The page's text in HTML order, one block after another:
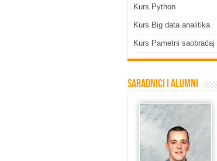
Kurs Python
Kurs Big data analitika
Kurs Pametni saobraćaj
Saradnici i Alumni